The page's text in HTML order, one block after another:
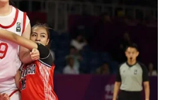
tropical amaneció de
2025** cuando se
del legendario
Pérez**, tras el